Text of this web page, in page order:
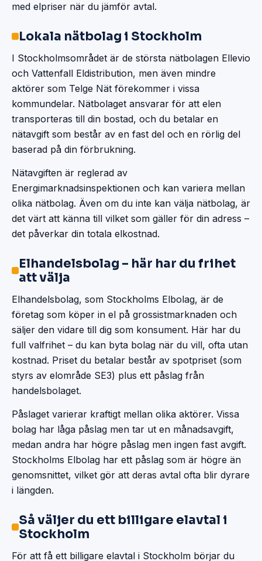
med elpriser när du jämför avtal.
Lokala nätbolag i Stockholm
I Stockholmsområdet är de största nätbolagen Ellevio
och Vattenfall Eldistribution, men även mindre
aktörer som Telge Nät förekommer i vissa
kommundelar. Nätbolaget ansvarar för att elen
transporteras till din bostad, och du betalar en
nätavgift som består av en fast del och en rörlig del
baserad på din förbrukning.
Nätavgiften är reglerad av
Energimarknadsinspektionen och kan variera mellan
olika nätbolag. Även om du inte kan välja nätbolag, är
det värt att känna till vilket som gäller för din adress –
det påverkar din totala elkostnad.
Elhandelsbolag – här har du frihet
att välja
Elhandelsbolag, som Stockholms Elbolag, är de
företag som köper in el på grossistmarknaden och
säljer den vidare till dig som konsument. Här har du
full valfrihet – du kan byta bolag när du vill, ofta utan
kostnad. Priset du betalar består av spotpriset (som
styrs av elområde SE3) plus ett påslag från
handelsbolaget.
Påslaget varierar kraftigt mellan olika aktörer. Vissa
bolag har låga påslag men tar ut en månadsavgift,
medan andra har högre påslag men ingen fast avgift.
Stockholms Elbolag har ett påslag som är högre än
genomsnittet, vilket gör att deras avtal ofta blir dyrare
i längden.
Så väljer du ett billigare elavtal i
Stockholm
För att få ett billigare elavtal i Stockholm börjar du